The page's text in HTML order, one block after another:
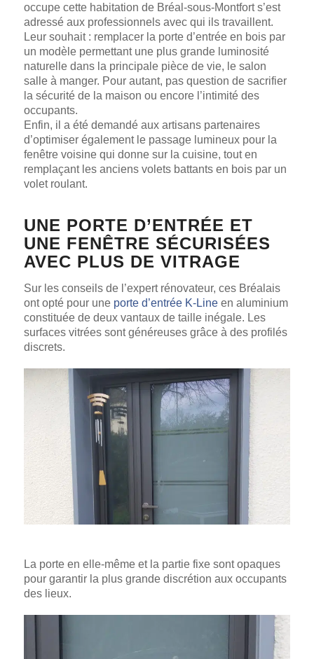
occupe cette habitation de Bréal-sous-Montfort s’est
adressé aux professionnels avec qui ils travaillent.
Leur souhait : remplacer la porte d’entrée en bois par
un modèle permettant une plus grande luminosité
naturelle dans la principale pièce de vie, le salon
salle à manger. Pour autant, pas question de sacrifier
la sécurité de la maison ou encore l’intimité des
occupants.
Enfin, il a été demandé aux artisans partenaires
d’optimiser également le passage lumineux pour la
fenêtre voisine qui donne sur la cuisine, tout en
remplaçant les anciens volets battants en bois par un
volet roulant.
UNE PORTE D’ENTRÉE ET
UNE FENÊTRE SÉCURISÉES
AVEC PLUS DE VITRAGE
Sur les conseils de l’expert rénovateur, ces Bréalais
ont opté pour une porte d’entrée K-Lineen aluminium
constituée de deux vantaux de taille inégale. Les
surfaces vitrées sont généreuses grâce à des profilés
discrets.
La porte en elle-même et la partie fixe sont opaques
pour garantir la plus grande discrétion aux occupants
des lieux.